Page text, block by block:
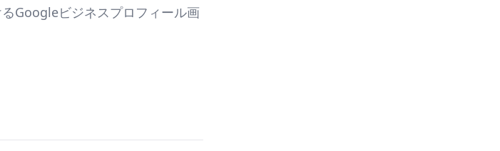
Googleビジネスプロフィール画